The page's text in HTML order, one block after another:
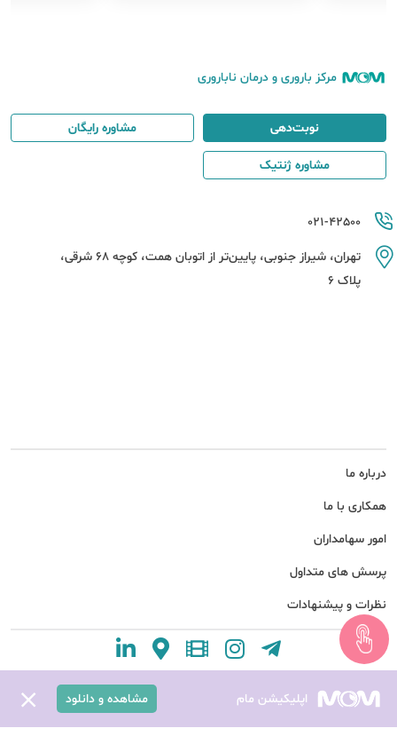
مرکز باروری و درمان ناباروری
درباره ما
همکاری با ما
امور سهامداران
پرسش های متداول
نظرات و پیشنهادات
021-42500
تهران، شیراز جنوبی، پایین‌تر از اتوبان همت، کوچه 68 شرقی،
پلاک 6
نوبت‌دهی مشاوره رایگان
مشاوره ژنتیک
اپلیکیشن مام مشاهده و دانلود